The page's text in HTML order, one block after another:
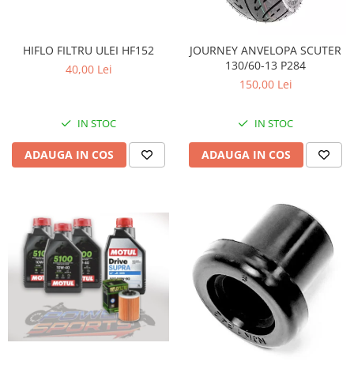
HIFLO FILTRU ULEI HF152
40,00 Lei
IN STOC
ADAUGA IN COS
JOURNEY ANVELOPA SCUTER
130/60-13 P284
150,00 Lei
IN STOC
ADAUGA IN COS